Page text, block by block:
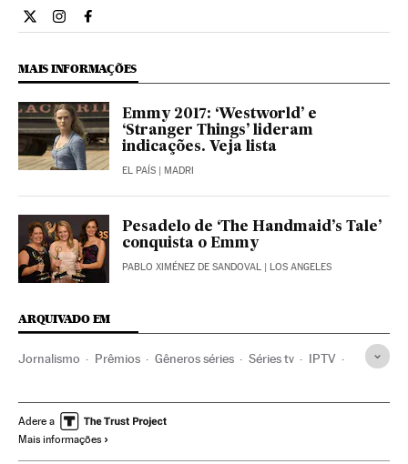
Cultura El País Brasil en Twitter
Cultura El País Brasil en Instagram
Cultura El País Brasil en Facebook
MAIS INFORMAÇÕES
Emmy 2017: ‘Westworld’ e
‘Stranger Things’ lideram
indicações. Veja lista
EL PAÍS | MADRI
Pesadelo de ‘The Handmaid’s Tale’
conquista o Emmy
PABLO XIMÉNEZ DE SANDOVAL | LOS ANGELES
ARQUIVADO EM
Jornalismo Prêmios Gêneros séries Séries tv IPTV
Westworld Stranger Things
Prêmios comunicação
Adere a
Mais informações